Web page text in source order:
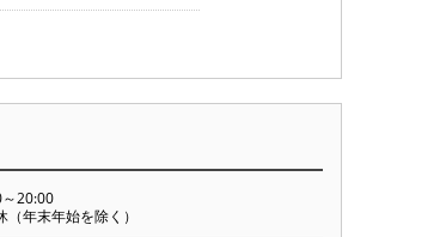
20:00
年末年始を除く）